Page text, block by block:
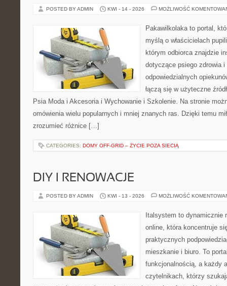
POSTED BY ADMIN KWI - 14 - 2026 MOŻLIWOŚĆ
Pakawilkolaka to portal,
myślą o właścicielach
którym odbiorca znajdzie
dotyczące psiego zdrowia
odpowiedzialnych
łączą się w użyteczne
Psia Moda i Akcesoria i Wychowanie i Szkolenie. Na stronie
omówienia wielu popularnych i mniej znanych ras. Dzięki temu
zrozumieć różnice […]
CATEGORIES: DOMY OFF-GRID – ŻYCIE POZA SIECIĄ
DIY I RENOWACJE
POSTED BY ADMIN KWI - 13 - 2026 MOŻLIWOŚĆ
Italsystem to dynamicznie
online, która koncentruje
praktycznych
mieszkanie i biuro. To
funkcjonalnością, a każdy
czytelnikach, którzy